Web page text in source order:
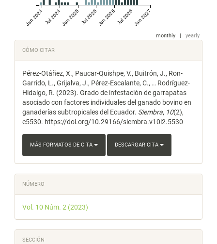
Jan 2024Jul 2024Jan 2025Jul 2025Jan 2026Jul 2026Jan 2027
monthly yearly
Detalles
del
artículo
CÓMO CITAR
Pérez-Otáñez, X., Paucar-Quishpe, V., Buitrón, J., Ron-
Garrido, L., Grijalva, J., Pérez-Escalante, C., … Rodríguez-
Hidalgo, R. (2023). Grado de infestación de garrapatas
asociado con factores individuales del ganado bovino en
ganaderías subtropicales del Ecuador. Siembra, 10(2),
e5530. https://doi.org/10.29166/siembra.v10i2.5530
MÁS FORMATOS DE CITA DESCARGAR CITA
NÚMERO
Vol. 10 Núm. 2 (2023)
SECCIÓN